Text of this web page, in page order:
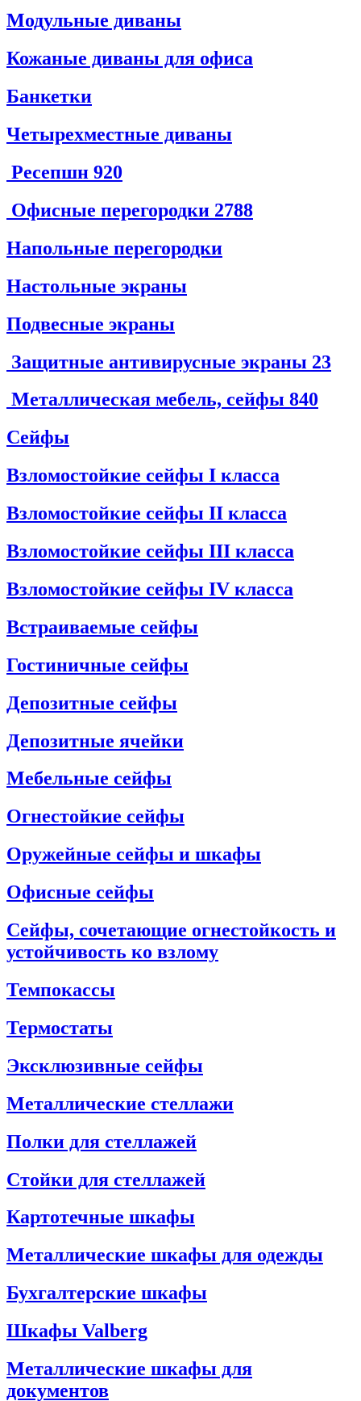
Модульные диваны
Кожаные диваны для офиса
Банкетки
Четырехместные диваны
Ресепшн 920
Офисные перегородки 2788
Напольные перегородки
Настольные экраны
Подвесные экраны
Защитные антивирусные экраны 23
Металлическая мебель, сейфы 840
Сейфы
Взломостойкие сейфы I класса
Взломостойкие сейфы II класса
Взломостойкие сейфы III класса
Взломостойкие сейфы IV класса
Встраиваемые сейфы
Гостиничные сейфы
Депозитные сейфы
Депозитные ячейки
Мебельные сейфы
Огнестойкие сейфы
Оружейные сейфы и шкафы
Офисные сейфы
Сейфы, сочетающие огнестойкость и
устойчивость ко взлому
Темпокассы
Термостаты
Эксклюзивные сейфы
Металлические стеллажи
Полки для стеллажей
Стойки для стеллажей
Картотечные шкафы
Металлические шкафы для одежды
Бухгалтерские шкафы
Шкафы Valberg
Металлические шкафы для
документов